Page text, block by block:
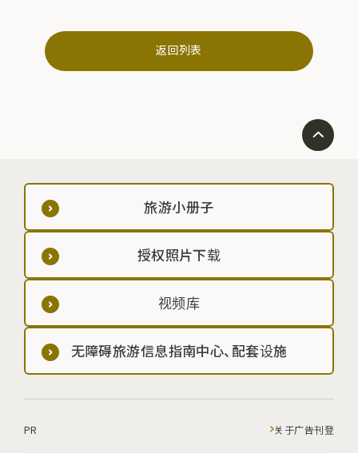
返回列表
旅游小册子
授权照片下载
视频库
无障碍旅游信息指南中心、配套设施
PR 关于广告刊登